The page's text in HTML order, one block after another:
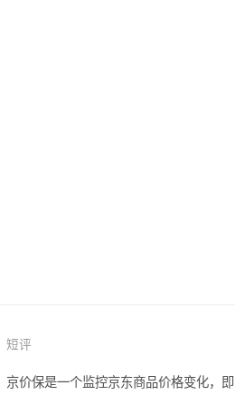
短评
京价保是一个监控京东商品价格变化，